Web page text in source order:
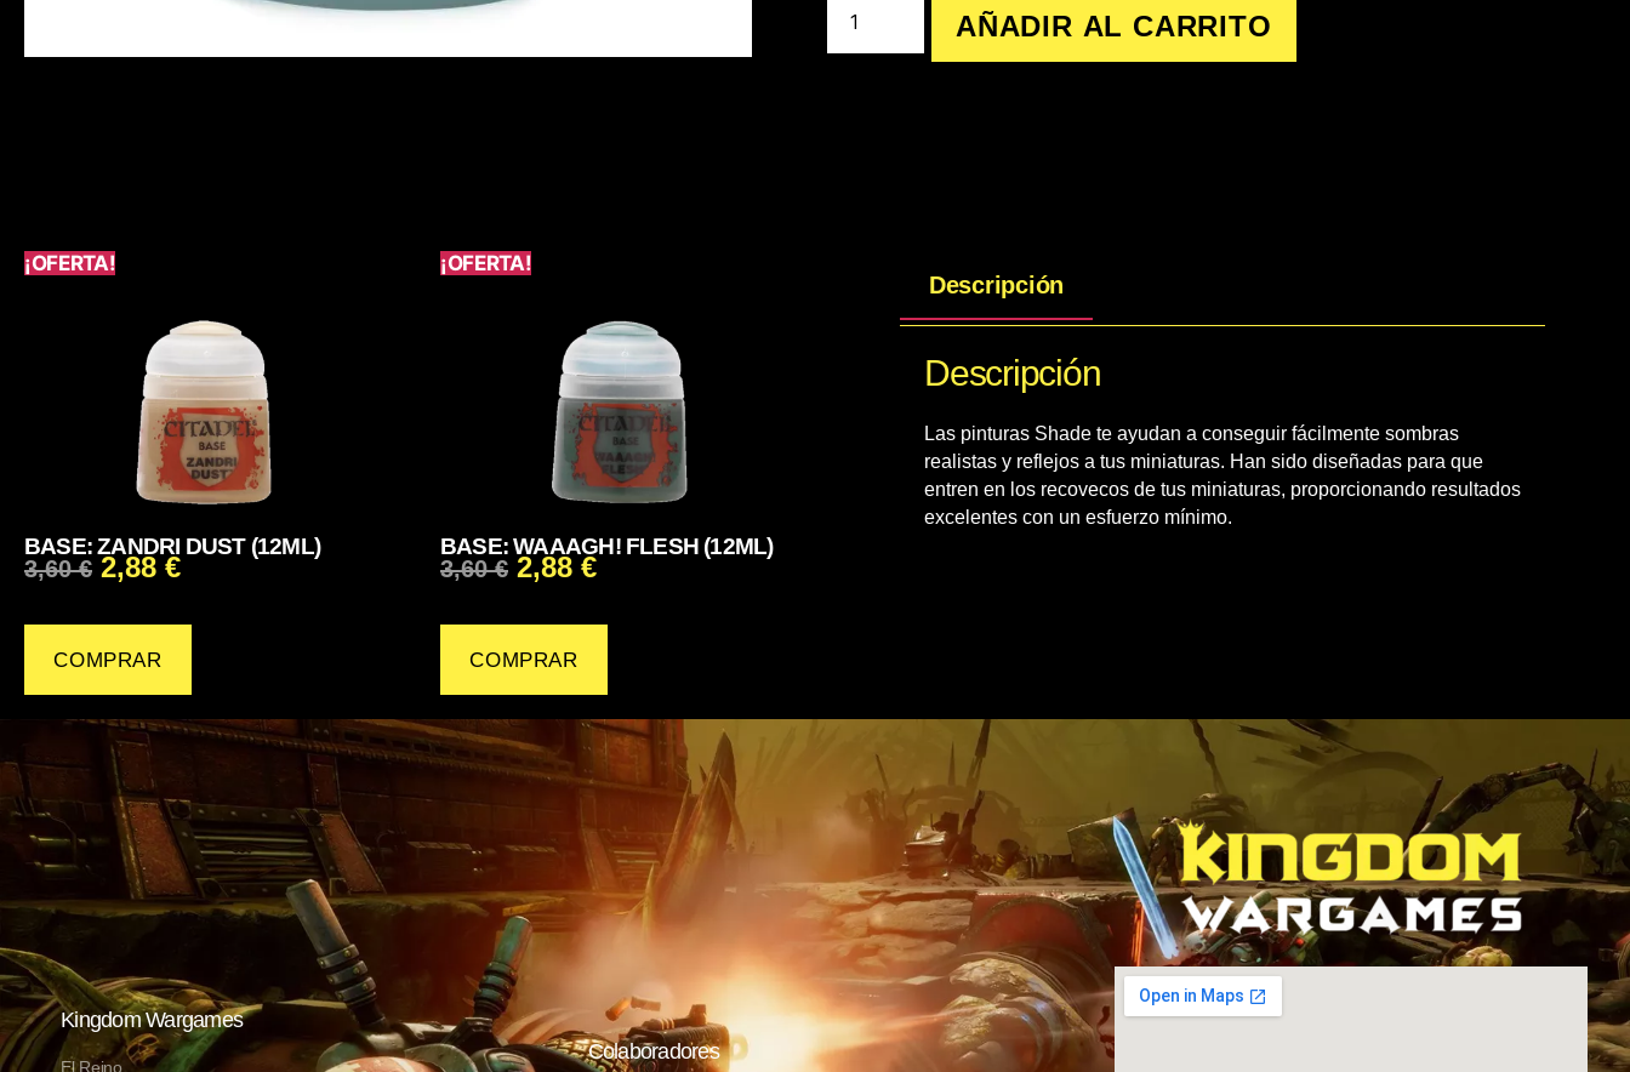
AÑADIR AL CARRITO
¡OFERTA!
BASE: ZANDRI DUST (12ML)
3,60€ 2,88 €
COMPRAR
¡OFERTA!
BASE: WAAAGH! FLESH (12ML)
3,60€ 2,88 €
COMPRAR
Descripción
Descripción
Las pinturas Shade te ayudan a conseguir fácilmente sombras
realistas y reflejos a tus miniaturas. Han sido diseñadas para que
entren en los recovecos de tus miniaturas, proporcionando resultados
excelentes con un esfuerzo mínimo.
Kingdom Wargames
El Reino
Colaboradores